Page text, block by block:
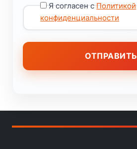
Я согласен сПолитикой
конфиденциальности